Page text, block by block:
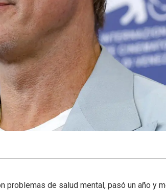
problemas de salud mental, pasó un año y